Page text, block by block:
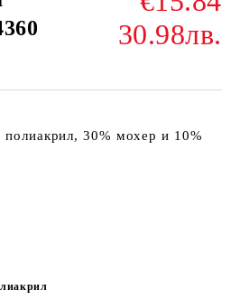
30.98лв.
30% мохер и 10%